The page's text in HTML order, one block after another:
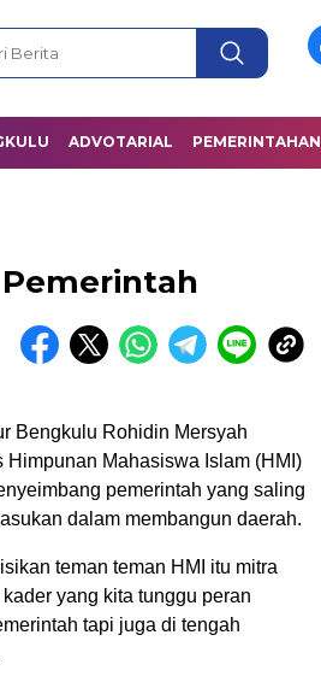
ADVOTARIAL PEMERINTAHAN
Bengkulu Rohidin Mersyah
Mahasiswa Islam (HMI)
pemerintah yang saling
dalam membangun daerah.
teman teman HMI itu mitra
yang kita tunggu peran
tapi juga di tengah